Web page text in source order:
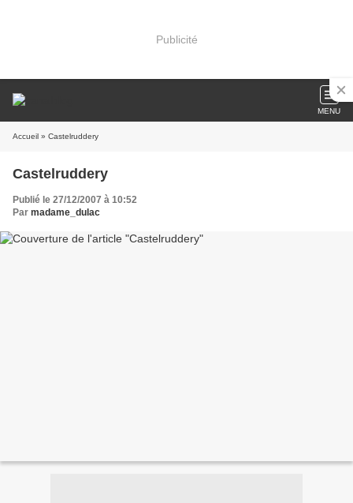
Publicité
MENU
Accueil » Castelruddery
Castelruddery
Publié le 27/12/2007 à 10:52
Par madame_dulac